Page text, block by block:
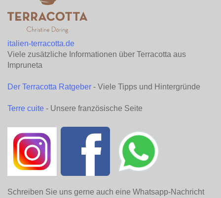
italien-terracotta.de
Viele zusätzliche Informationen über Terracotta aus
Impruneta
Der Terracotta Ratgeber - Viele Tipps und Hintergründe
Terre cuite - Unsere französische Seite
Schreiben Sie uns gerne auch eine Whatsapp-Nachricht